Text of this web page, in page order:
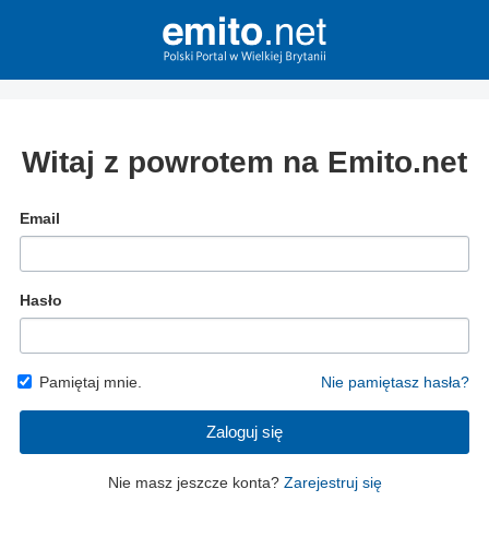
Witaj z powrotem na Emito.net
Email
Hasło
Pamiętaj mnie. Nie pamiętasz hasła?
Zaloguj się
Nie masz jeszcze konta? Zarejestruj się